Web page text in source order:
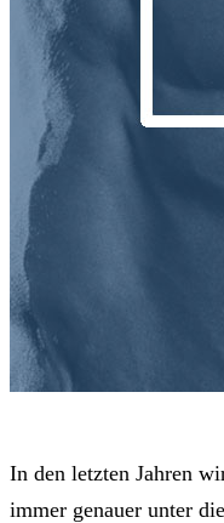
In den letzten Jahren
immer genauer unter